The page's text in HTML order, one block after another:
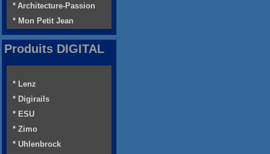
* Architecture-Passion
* Mon Petit Jean
Produits DIGITAL
* Lenz
* Digirails
* ESU
* Zimo
* Uhlenbrock